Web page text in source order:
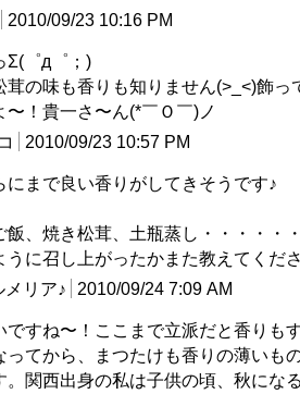
2010/09/23 10:16 PM
Σ(゜д゜；)
茸の味も香りも知りません(>_<)飾っ
〜！貴一さ〜ん(*￣Ｏ￣)ノ
2010/09/23 10:57 PM
にまで良い香りがしてきそうです♪
飯、焼き松茸、土瓶蒸し・・・・・
うに召し上がったかまた教えてくだ
メリア♪
2010/09/24 7:09 AM
ですね〜！ここまで立派だと香りも
ってから、まつたけも香りの薄いも
。関西出身の私は子供の頃、秋にな